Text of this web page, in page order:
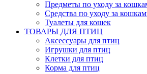
Предметы по уходу за
Средства по уходу за
Туалеты для кошек
ТОВАРЫ ДЛЯ ПТИЦ
Аксессуары для птиц
Игрушки для птиц
Клетки для птиц
Корма для птиц